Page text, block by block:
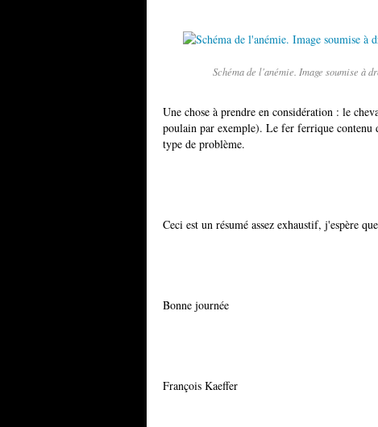
Schéma de l'anémie. Image soumise à
Une chose à prendre en considération : le
poulain par exemple). Le fer ferrique contenu
type de problème.
Ceci est un résumé assez exhaustif, j'espère
Bonne journée
François Kaeffer